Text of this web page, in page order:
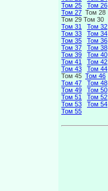
Том 25
Том 26
Том 27 Том 28
Том 29 Том 30
Том 31
Том 32
Том 33
Том 34
Том 35
Том 36
Том 37
Том 38
Том 39
Том 40
Том 41
Том 42
Том 43
Том 44
Том 45 Том 46
Том 47
Том 48
Том 49
Том 50
Том 51
Том 52
Том 53
Том 54
Том 55